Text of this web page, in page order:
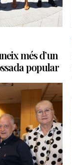
més d’un
popular